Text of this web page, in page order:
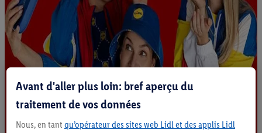
Avant d'aller plus loin: bref aperçu du
traitement de vos données
Nous, en tant qu’opérateur des sites web Lidl et des applis Lidl